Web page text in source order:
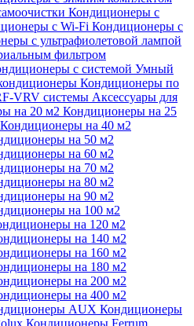
Кондиционеры с
с Wi-Fi Кондиционеры с
с ультрафиолетовой лампой
фильтром
с системой Умный
Кондиционеры по
VRV системы Аксессуары для
на 20 м2 Кондиционеры на 25
Кондиционеры на 40 м2
на 50 м2
на 60 м2
на 70 м2
на 80 м2
на 90 м2
на 100 м2
на 120 м2
на 140 м2
на 160 м2
на 180 м2
на 200 м2
на 400 м2
AUX Кондиционеры
Кондиционеры Ferrum